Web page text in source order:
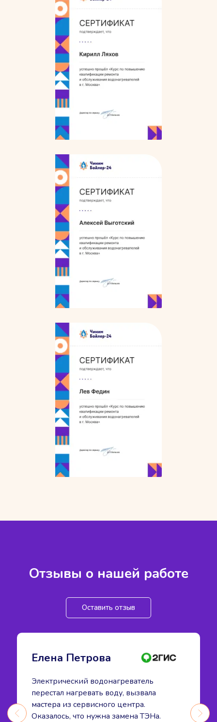
Отзывы о нашей работе
Оставить отзыв
Елена Петрова
Электрический водонагреватель
перестал нагревать воду, вызвала
мастера из сервисного центра.
Оказалось, что нужна замена ТЭНа.